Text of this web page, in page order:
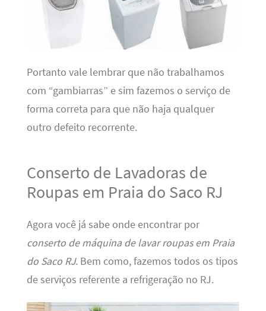
Portanto vale lembrar que não trabalhamos
com “gambiarras” e sim fazemos o serviço de
forma correta para que não haja qualquer
outro defeito recorrente.
Conserto de Lavadoras de
Roupas em Praia do Saco RJ
Agora você já sabe onde encontrar por
conserto de máquina de lavar roupas em Praia
do Saco RJ. Bem como, fazemos todos os tipos
de serviços referente a refrigeração no RJ.